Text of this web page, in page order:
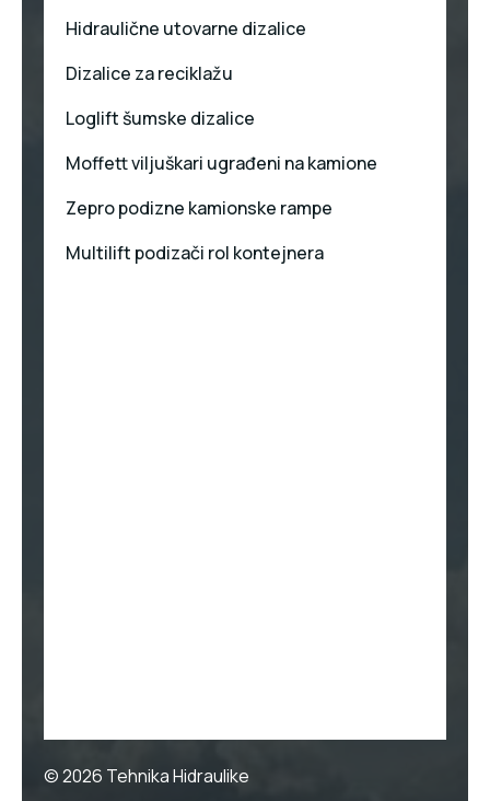
Hidraulične utovarne dizalice
Dizalice za reciklažu
Loglift šumske dizalice
Moffett viljuškari ugrađeni na kamione
Zepro podizne kamionske rampe
Multilift podizači rol kontejnera
© 2026 Tehnika Hidraulike